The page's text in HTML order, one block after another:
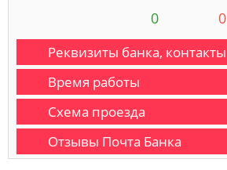
0 0
Реквизиты банка, контакты
Время работы
Схема проезда
Отзывы Почта Банка